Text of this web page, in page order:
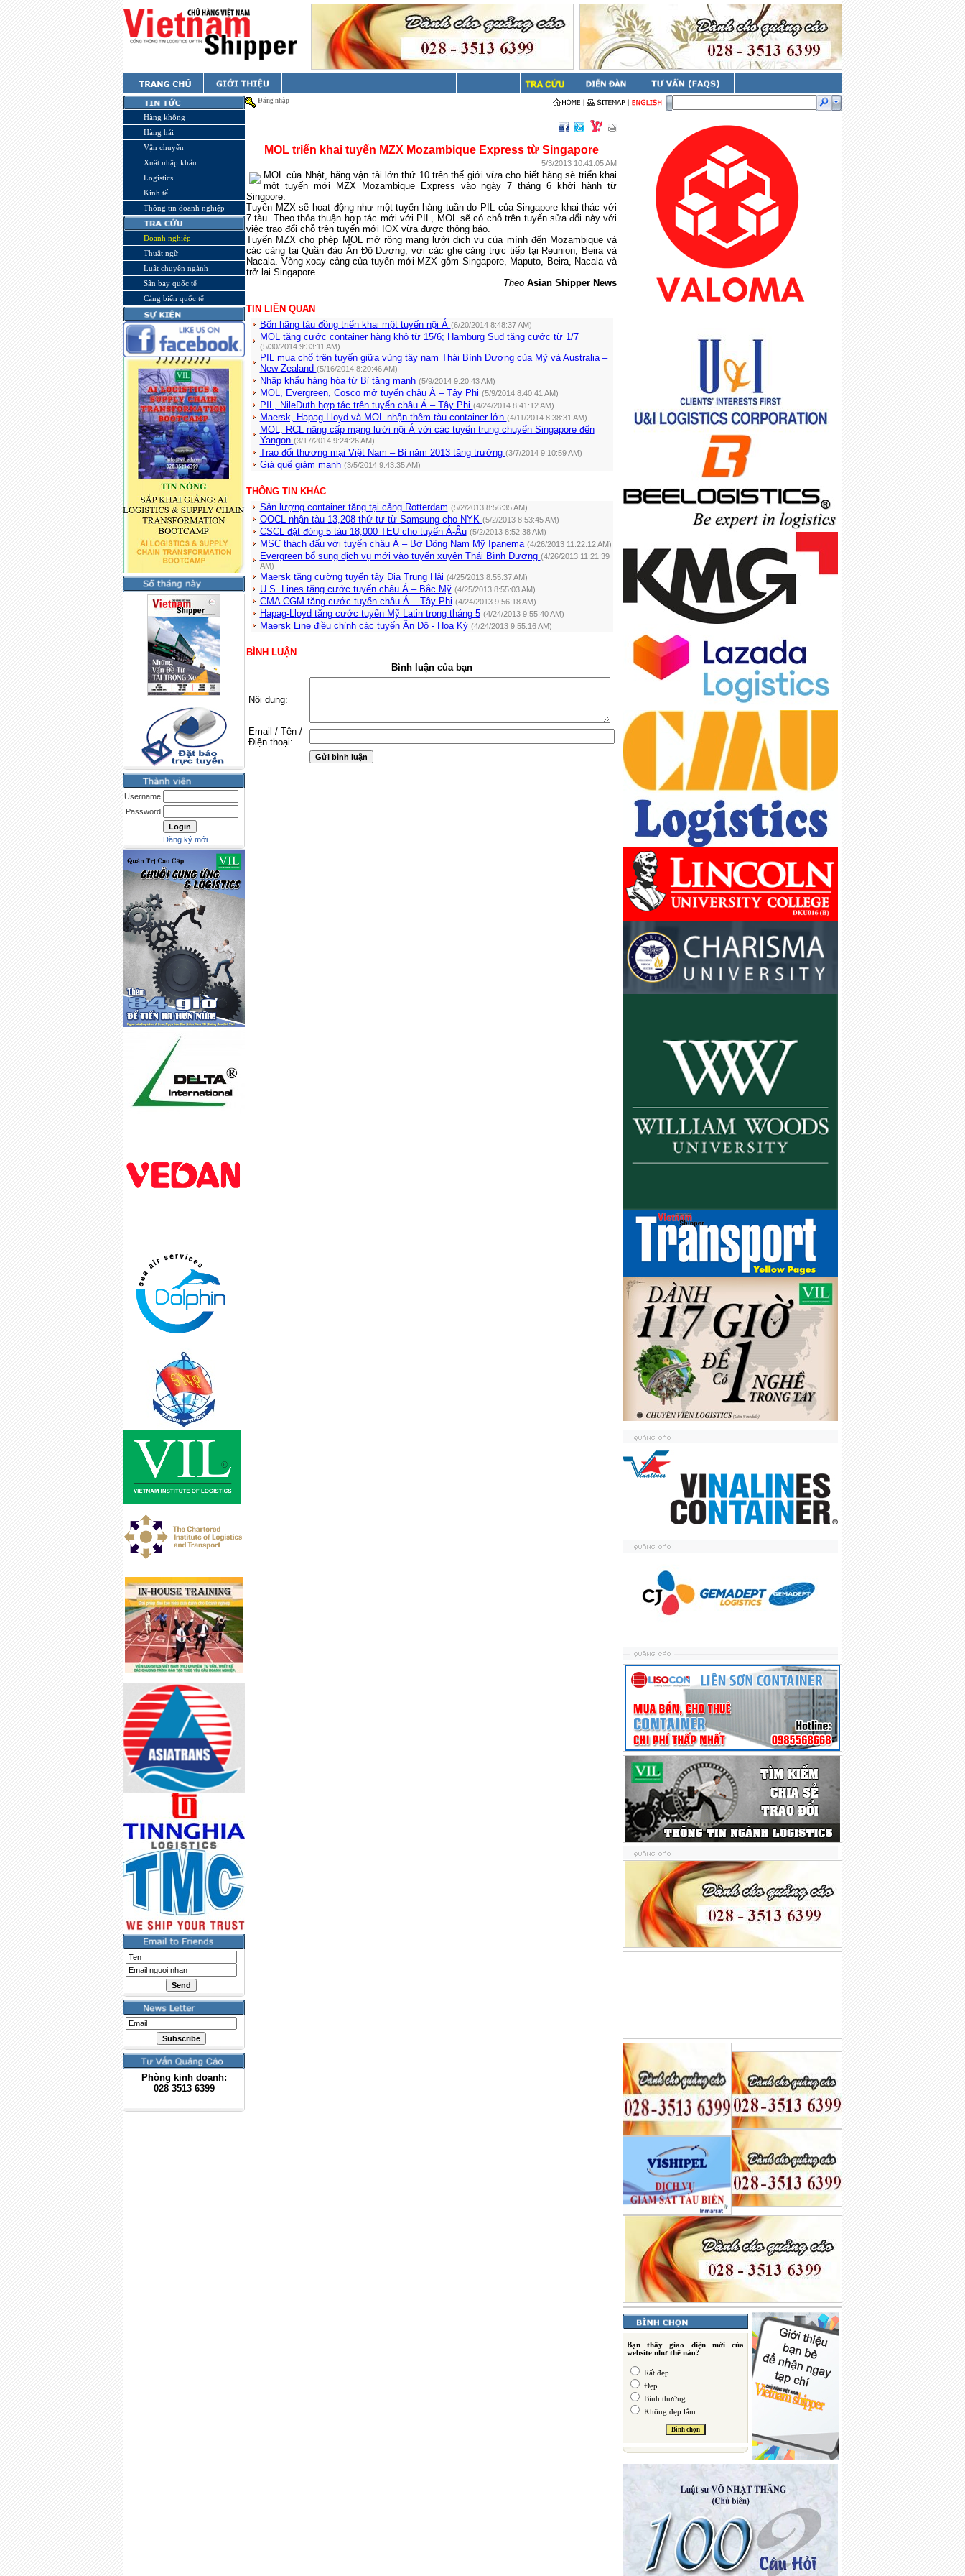
Hàng không
Hàng hải
Vận chuyển
Xuất nhập khẩu
Logistics
Kinh tế
Thông tin doanh nghiệp
Doanh nghiệp
Thuật ngữ
Luật chuyên ngành
Sân bay quốc tế
Cảng biển quốc tế
Username
Password
Đăng ký mới
Phòng kinh doanh:
028 3513 6399
Đăng nhập
MOL triển khai tuyến MZX Mozambique Express từ Singapore
5/3/2013 10:41:05 AM
MOL của Nhật, hãng vận tải lớn thứ 10 trên thế giới vừa cho biết hãng sẽ triển khai
một tuyến mới
MZX Mozambique Express vào ngày 7 tháng 6 khởi hành từ
Singpore.
Tuyến MZX sẽ hoạt động như một tuyến hàng tuần do PIL củaSingapore khai thác với
7 tàu. Theo thỏa thuận hợp tác mới với PIL, MOL sẽ có chỗ trên tuyến sửa đổi này với
việc trao đổi chỗ trên tuyến mới IOX vừa được thông báo.
Tuyến MZX cho phép MOL mở rộng mạng lưới dịch vụ của mình đến Mozambiquevà
các cảng tại Quần đảo Ấn Độ Dương, với các ghé cảng trực tiếp tại Reunion, Beiravà
Nacala. Vòng xoay cảng của tuyến mới MZX gồm Singapore, Maputo, Beira, Nacala và
trở lại Singapore.
Theo Asian Shipper News
TIN LIÊN QUAN
Bốn hãng tàu đồng triển khai một tuyến nội Á (6/20/2014 8:48:37 AM)
MOL tăng cước container hàng khô từ 15/6; Hamburg Sud tăng cước từ 1/7
(5/30/2014 9:33:11 AM)
PIL mua chổ trên tuyến giữa vùng tây nam Thái Bình Dương của Mỹ và Australia –
New Zealand (5/16/2014 8:20:46 AM)
Nhập khẩu hàng hóa từ Bỉ tăng mạnh (5/9/2014 9:20:43 AM)
MOL, Evergreen, Cosco mở tuyến châu Á – Tây Phi (5/9/2014 8:40:41 AM)
PIL, NileDuth hợp tác trên tuyến châu Á – Tây Phi (4/24/2014 8:41:12 AM)
Maersk, Hapag-Lloyd và MOL nhận thêm tàu container lớn (4/11/2014 8:38:31 AM)
MOL, RCL nâng cấp mạng lưới nội Á với các tuyến trung chuyển Singapore đến
Yangon (3/17/2014 9:24:26 AM)
Trao đổi thương mại Việt Nam – Bỉ năm 2013 tăng trưởng (3/7/2014 9:10:59 AM)
Giá quế giảm mạnh (3/5/2014 9:43:35 AM)
THÔNG TIN KHÁC
Sản lượng container tăng tại cảng Rotterdam (5/2/2013 8:56:35 AM)
OOCL nhận tàu 13,208 thứ tư từ Samsung cho NYK (5/2/2013 8:53:45 AM)
CSCL đặt đóng 5 tàu 18,000 TEU cho tuyến Á-Âu (5/2/2013 8:52:38 AM)
MSC thách đấu với tuyến châu Á – Bờ Đông Nam Mỹ Ipanema (4/26/2013 11:22:12 AM)
Evergreen bổ sung dịch vụ mới vào tuyến xuyên Thái Bình Dương (4/26/2013 11:21:39
AM)
Maersk tăng cường tuyến tây Địa Trung Hải (4/25/2013 8:55:37 AM)
U.S. Lines tăng cước tuyến châu Á – Bắc Mỹ (4/25/2013 8:55:03 AM)
CMA CGM tăng cước tuyến châu Á – Tây Phi (4/24/2013 9:56:18 AM)
Hapag-Lloyd tăng cước tuyến Mỹ Latin trong tháng 5 (4/24/2013 9:55:40 AM)
Maersk Line điều chỉnh các tuyến Ấn Độ - Hoa Kỳ (4/24/2013 9:55:16 AM)
BÌNH LUẬN
Bình luận của bạn
Nội dung:
Email / Tên /
Điện thoại:
Bạn thấy giao diện mới của
website như thế nào?
Rất đẹp
Đẹp
Bình thường
Không đẹp lắm